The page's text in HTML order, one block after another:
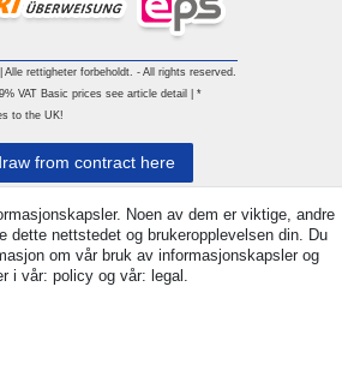
rettigheter forbeholdt. - All rights reserved.
VAT Basic prices see article detail | *
to the UK!
Noen av dem er viktige, andre
dette nettstedet og brukeropplevelsen din. Du
om vår bruk av informasjonskapsler og
i vår: policy og vår: legal.
from contract here
Ta kontakt med